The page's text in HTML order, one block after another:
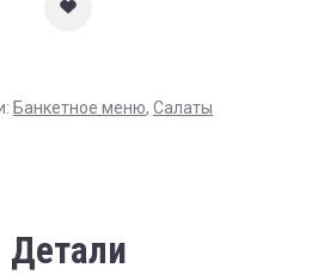
Банкетное меню, Салаты
Детали